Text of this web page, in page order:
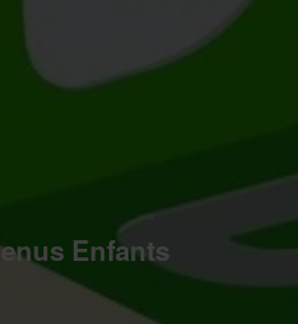
Enfants